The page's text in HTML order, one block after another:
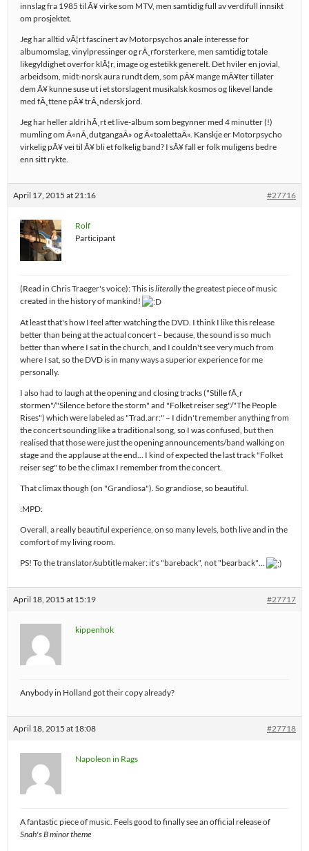
innslag fra 1985 til Ã¥ virke som MTV, men samtidig full av verdifull innsikt
om prosjektet.
Jeg har alltid vÃ¦rt fascinert av Motorpsychos anale interesse for
albumomslag, vinylpressinger og rÃ¸rforsterkere, men samtidig totale
likegyldighet overfor klÃ¦r, image og estetikk generelt. Det hviler en jovial,
arbeidsom, midt-norsk aura rundt dem, som pÃ¥ mange mÃ¥ter tillater
dem Ã¥ kunne suse ut i et storslagent musikalsk kosmos og likevel lande
med fÃ¸ttene pÃ¥ trÃ¸ndersk jord.
Jeg har heller aldri hÃ¸rt et live-album som begynner med 4 minutter (!)
mumling om Â«nÃ¸dutgangaÂ» og Â«toalettaÂ». Kanskje er Motorpsycho
virkelig pÃ¥ vei til Ã¥ bli et folkelig band? I sÃ¥ fall er folk muligens bedre
enn sitt rykte.
April 17, 2015 at 21:16 #27716
Rolf
Participant
(Read in Chris Traeger's voice): This isliterallythe greatest piece of music
created in the history of mankind!
At least that's how I feel after watching the DVD. I think I like this release
better than being at the actual concert – because, the sound is so much
better than where I sat in the church, and I couldn't see very much from
where I sat, so the DVD is in many ways a superior experience for me
personally.
I also had to laugh at the opening and closing tracks ("Stille fÃ¸r
stormen"/"Silence before the storm" and "Folket reiser seg"/"The People
Rises") which were labeled as "Trad.arr:" – I didn't remember anything from
the concert sounding like a traditional song, so I was confused, but then
realised that those were just the opening announcements/band walking on
stage and the applause at the end… I kind of expected the last track "Folket
reiser seg" to be the climax I remember from the concert.
That climax though (on "Grandiosa"). So grandiose, so beautiful.
:MPD:
Overall, a really beautiful experience, on so many levels, both live and in the
comfort of my living room.
PS! To the translator/subtitle maker: it's "bareback", not "bearback"…
April 18, 2015 at 15:19 #27717
kippenhok
Anybody in Holland got their copy already?
April 18, 2015 at 18:08 #27718
Napoleon in Rags
A fantastic piece of music. Feels good to finally see an official release of
Snah's B minor theme